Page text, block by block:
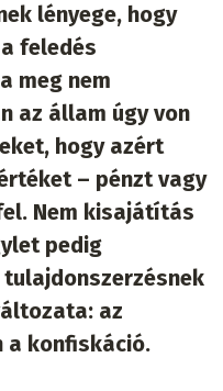
lényege, hogy
feledés
meg nem
az állam úgy von
hogy azért
– pénzt vagy
Nem kisajátítás
pedig
tulajdonszerzésnek
az
a konfiskáció.